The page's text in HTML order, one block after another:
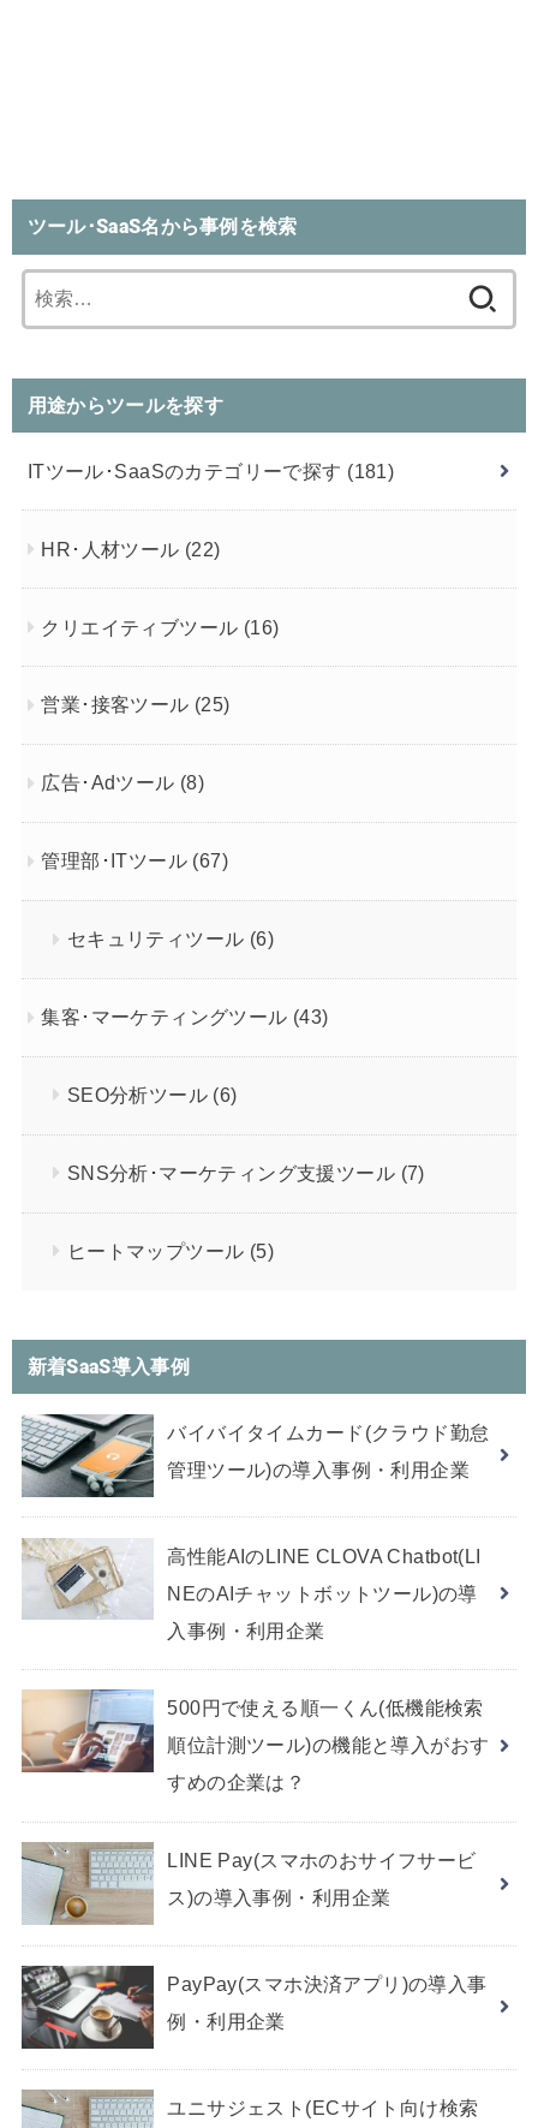
ツール･SaaS名から事例を検索
索:
用途からツールを探す
ITツール･SaaSのカテゴリーで探す (181)
HR･人材ツール (22)
クリエイティブツール (16)
営業･接客ツール (25)
広告･Adツール (8)
管理部･ITツール (67)
セキュリティツール (6)
集客･マーケティングツール (43)
SEO分析ツール (6)
SNS分析･マーケティング支援ツール (7)
ヒートマップツール (5)
新着SaaS導入事例
バイバイタイムカード(クラウド勤怠
管理ツール)の導入事例・利用企業
高性能AIのLINE CLOVA Chatbot(LI
NEのAIチャットボットツール)の導
入事例・利用企業
500円で使える順一くん(低機能検索
順位計測ツール)の機能と導入がおす
すめの企業は？
LINE Pay(スマホのおサイフサービ
ス)の導入事例・利用企業
PayPay(スマホ決済アプリ)の導入事
例・利用企業
ユニサジェスト(ECサイト向け検索